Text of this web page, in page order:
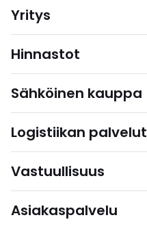
Yritys
Hinnastot
Sähköinen kauppa
Logistiikan palvelut
Vastuullisuus
Asiakaspalvelu